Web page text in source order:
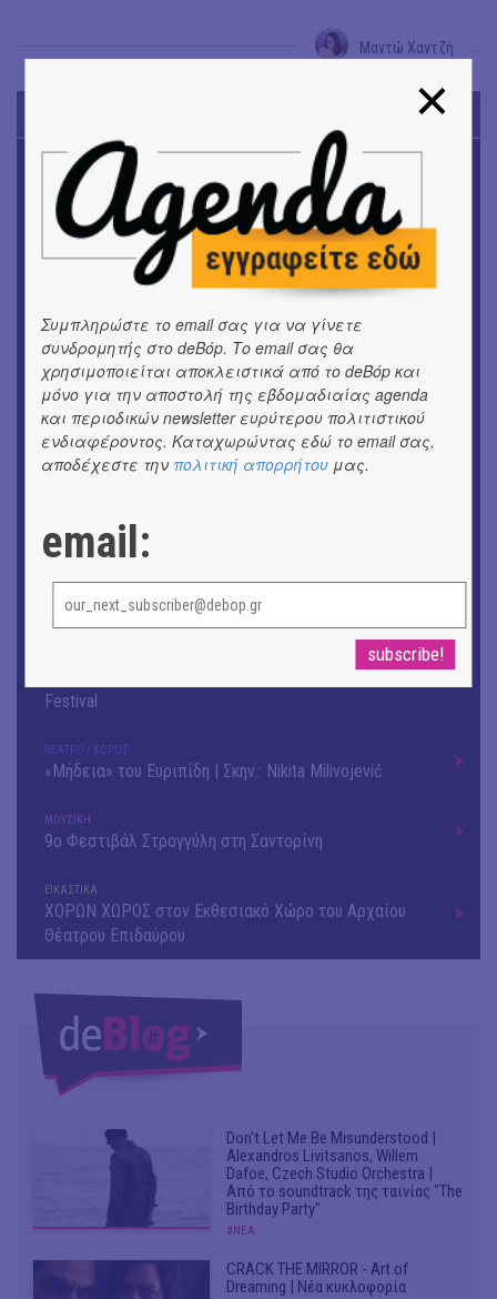
Μαντώ Χαντζή
ΜΟΥΣΙΚΗ
Το 6ο Kournos Music Festival στη Λήμνο
ΚΙΝ/ΦΟΣ
Κινηματογράφος με ελεύθερη είσοδο στη Δημοτική
Αγορά Κυψέλης
ΘΕΑΤΡΟ / ΧΟΡΟΣ
«ΑΗ ΛΑΟΣ» | Ένα σκηνικό ρέκβιεμ για την ήττα ενός
λαού
ΕΙΚΑΣΤΙΚΑ
Ομαδική έκθεση | Προσωρινά για Πάντα
ΕΙΚΑΣΤΙΚΑ
Θανάσης Λάλας-Κώστας Τσόκλης - Συνομιλώντας με
εικόνες και λέξεις
Οι γαλλικές ταινίες του 16ου Athens Open Air Film
Festival
ΘΕΑΤΡΟ / ΧΟΡΟΣ
«Μήδεια» του Ευριπίδη | Σκην.: Nikita Milivojević
ΜΟΥΣΙΚΗ
9o Φεστιβάλ Στρογγύλη στη Σαντορίνη
ΕΙΚΑΣΤΙΚΑ
ΧΟΡΩΝ ΧΩΡΟΣ στον Εκθεσιακό Χώρο του Αρχαίου
Θέατρου Επιδαύρου
Don't Let Me Be Misunderstood |
Alexandros Livitsanos, Willem
Dafoe, Czech Studio Orchestra |
Από το soundtrack της ταινίας "The
Birthday Party"
#ΝΕΑ
CRACK THE MIRROR - Art of
Dreaming | Νέα κυκλοφορία
Συμπληρώστε το email σας για να γίνετε
συνδρομητής στο deBόp. Το email σας θα
χρησιμοποιείται αποκλειστικά από το deBόp και
μόνο για την αποστολή της εβδομαδιαίας agenda
και περιοδικών newsletter ευρύτερου πολιτιστικού
ενδιαφέροντος. Καταχωρώντας εδώ το email σας,
αποδέχεστε την πολιτική απορρήτου μας.
email: